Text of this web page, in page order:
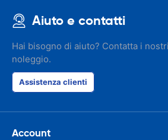
Aiuto e contatti
Hai bisogno di aiuto? Contatta i
noleggio.
Assistenza clienti
Account